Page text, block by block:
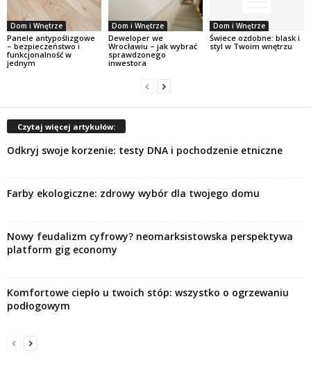
Dom i Wnętrze
Panele antypoślizgowe
– bezpieczeństwo i
funkcjonalność w
jednym
Dom i Wnętrze
Deweloper we
Wrocławiu – jak wybrać
sprawdzonego
inwestora
Dom i Wnętrze
Świece ozdobne: blask i
styl w Twoim wnętrzu
Czytaj więcej artykułów:
Odkryj swoje korzenie: testy DNA i pochodzenie etniczne
Farby ekologiczne: zdrowy wybór dla twojego domu
Nowy feudalizm cyfrowy? neomarksistowska perspektywa
platform gig economy
Komfortowe ciepło u twoich stóp: wszystko o ogrzewaniu
podłogowym